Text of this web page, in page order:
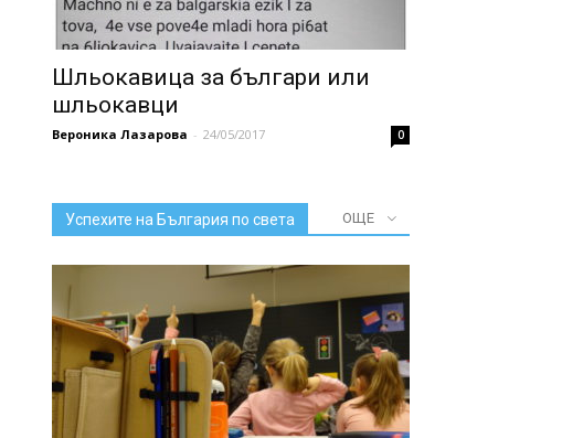
Шльокавица за българи или
шльокавци
Вероника Лазарова - 24/05/2017 0
Успехите на България по света ОЩЕ